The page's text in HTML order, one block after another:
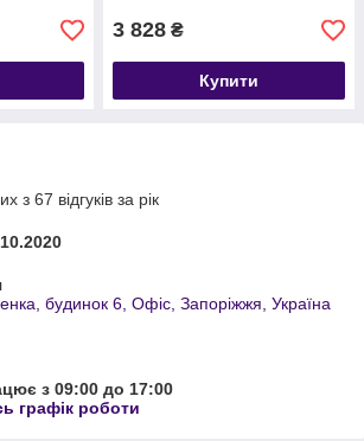
3 828 ₴
Купити
з 67 відгуків за рік
будинок 6, Офіс, Запоріжжя, Україна
з 09:00 до 17:00
графік роботи